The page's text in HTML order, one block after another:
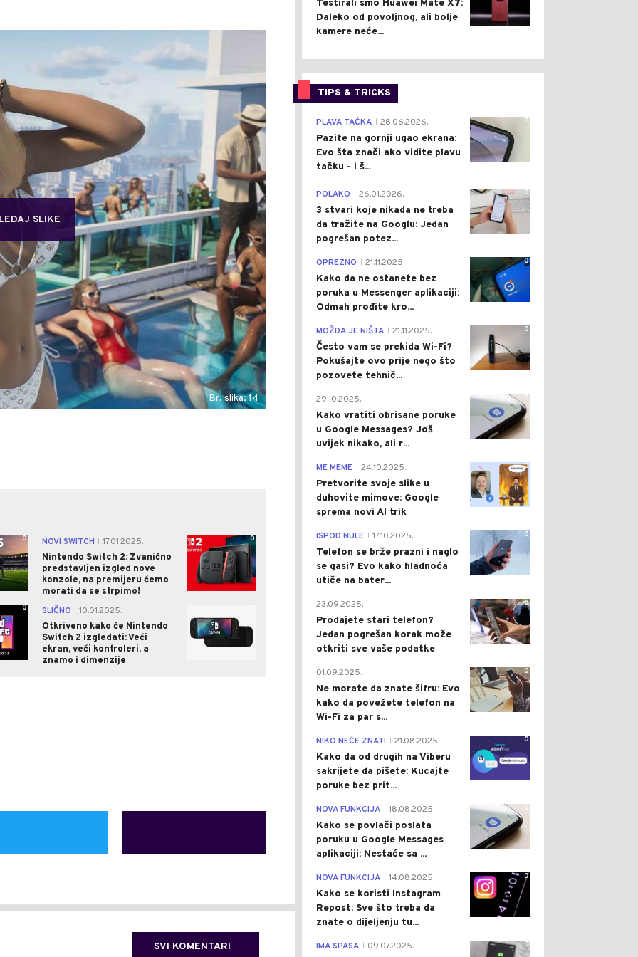
SLIKE
Br. slika: 14
0 NOVI SWITCH
17.01.2025.
Nintendo Switch 2: Zvanično
predstavljen izgled nove
konzole, na premijeru ćemo
morati da se strpimo!
0
0 SLIČNO
10.01.2025.
Otkriveno kako će Nintendo
Switch 2 izgledati: Veći
ekran, veći kontroleri, a
znamo i dimenzije
SVI KOMENTARI
Testirali smo Huawei Mate X7:
Daleko od povoljnog, ali bolje
kamere neće...
TIPS & TRICKS
0
PLAVA TAČKA 28.06.2026.
Pazite na gornji ugao ekrana:
Evo šta znači ako vidite plavu
tačku - i š...
0
POLAKO 26.01.2026.
3 stvari koje nikada ne treba
da tražite na Googlu: Jedan
pogrešan potez...
0
OPREZNO 21.11.2025.
Kako da ne ostanete bez
poruka u Messenger aplikaciji:
Odmah prođite kro...
0
MOŽDA JE NIŠTA 21.11.2025.
Često vam se prekida Wi-Fi?
Pokušajte ovo prije nego što
pozovete tehnič...
0
29.10.2025.
Kako vratiti obrisane poruke
u Google Messages? Još
uvijek nikako, ali r...
0
ME MEME 24.10.2025.
Pretvorite svoje slike u
duhovite mimove: Google
sprema novi AI trik
0
ISPOD NULE 17.10.2025.
Telefon se brže prazni i naglo
se gasi? Evo kako hladnoća
utiče na bater...
0
23.09.2025.
Prodajete stari telefon?
Jedan pogrešan korak može
otkriti sve vaše podatke
0
01.09.2025.
Ne morate da znate šifru: Evo
kako da povežete telefon na
Wi-Fi za par s...
0
NIKO NEĆE ZNATI 21.08.2025.
Kako da od drugih na Viberu
sakrijete da pišete: Kucajte
poruke bez prit...
0
NOVA FUNKCIJA 18.08.2025.
Kako se povlači poslata
poruku u Google Messages
aplikaciji: Nestaće sa ...
0
NOVA FUNKCIJA 14.08.2025.
Kako se koristi Instagram
Repost: Sve što treba da
znate o dijeljenju tu...
0
IMA SPASA 09.07.2025.